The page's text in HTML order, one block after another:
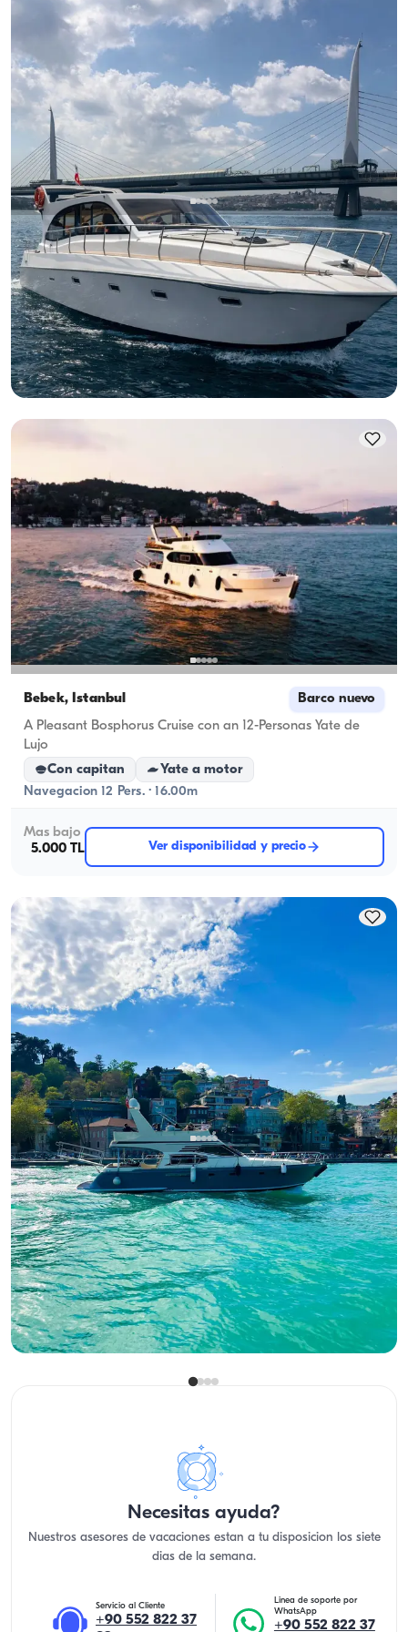
Bebek, İstanbul Barco nuevo
Yate de Lujo 14m Salida Bebek, Día Inolvidable Bósforo
Yate a motor
Navegacion 10 Pers. · 2 Camarote · 14.00m
Mas bajo
3.750 TL
Ver disponibilidad y precio
Bebek, İstanbul Barco nuevo
A Pleasant Bosphorus Cruise con an 12-Personas Yate de
Lujo
Con capitan
Yate a motor
Navegacion 12 Pers. · 16.00m
Mas bajo
5.000 TL
Ver disponibilidad y precio
Bebek, İstanbul Barco nuevo
Hold Your Business Meetings con a Bosphorus View en un
Espacioso y Cómodo Yacht
Con capitan
Yate a motor
Navegacion 12 Pers. · 18.00m
Mas bajo
5.000 TL
Ver disponibilidad y precio
Necesitas ayuda?
Nuestros asesores de vacaciones estan a tu disposicion los siete
dias de la semana.
Servicio al Cliente
+90 552 822 37
Linea de soporte por
WhatsApp
+90 552 822 37